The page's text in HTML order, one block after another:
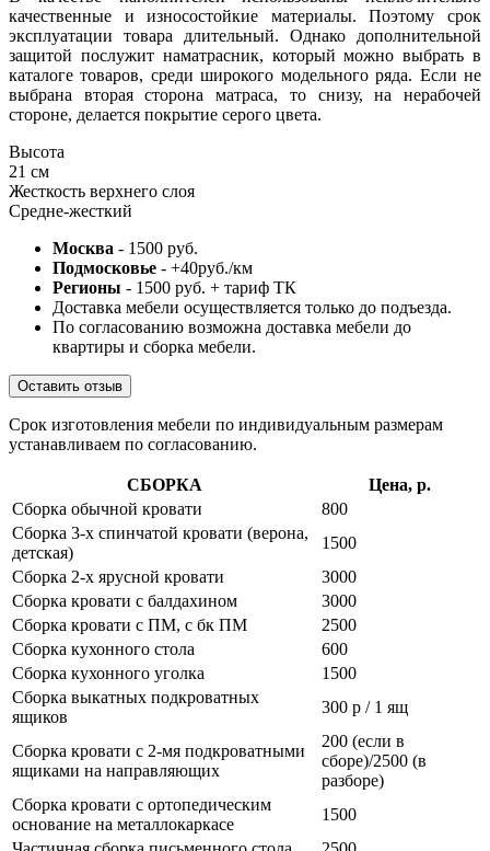
качественные и износостойкие материалы. Поэтому срок
эксплуатации товара длительный. Однако дополнительной
защитой послужит наматрасник, который можно выбрать в
каталоге товаров, среди широкого модельного ряда. Если не
выбрана вторая сторона матраса, то снизу, на нерабочей
стороне, делается покрытие серого цвета.
Высота
21 см
Жесткость верхнего слоя
Средне-жесткий
Москва - 1500 руб.
Подмосковье - +40руб./км
Регионы - 1500 руб. + тариф ТК
Доставка мебели осуществляется только до подъезда.
По согласованию возможна доставка мебели до
квартиры и сборка мебели.
Оставить отзыв
Срок изготовления мебели по индивидуальным размерам
устанавливаем по согласованию.
СБОРКА
Цена, р.
Сборка обычной кровати
800
Сборка 3-х спинчатой кровати (верона,
детская)
1500
Сборка 2-х ярусной кровати
3000
Сборка кровати с балдахином
3000
Сборка кровати с ПМ, с бк ПМ
2500
Сборка кухонного стола
600
Сборка кухонного уголка
1500
Сборка выкатных подкроватных
ящиков
300 р / 1 ящ
Сборка кровати с 2-мя подкроватными
ящиками на направляющих
200 (если в
сборе)/2500 (в
разборе)
Сборка кровати с ортопедическим
основание на металлокаркасе
1500